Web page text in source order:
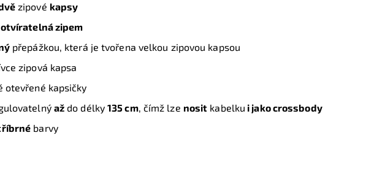
zipové kapsy
otvíratelná zipem
přepážkou, která je tvořena velkou zipovou kapsou
zipová kapsa
otevřené kapsičky
až do délky135 cm, čímž lze nosit kabelku i jako crossbody
barvy